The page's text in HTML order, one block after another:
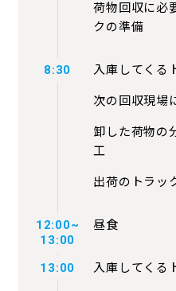
荷物回収に必
クの準備
8:30 入庫してくる
次の回収現場
卸した荷物の
工
出荷のトラッ
12:00~
13:00
昼食
13:00 入庫してくる